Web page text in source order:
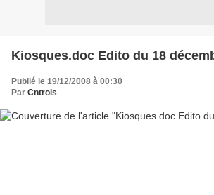
Kiosques.doc Edito du 18
Publié le 19/12/2008 à 00:30
Par Cntrois